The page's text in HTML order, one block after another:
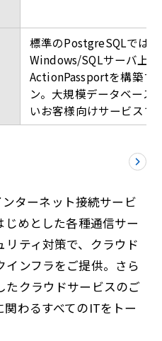
標準のPostgreSQLでは
Windows/SQLサーバ上に
ActionPassportを構築す
ン。大規模データベース
いお客様向けサービスで
ターネット接続サービ
めとした各種通信サー
ティ対策で、クラウド
ンフラをご提供。さら
たクラウドサービスのご
わるすべてのITをトー